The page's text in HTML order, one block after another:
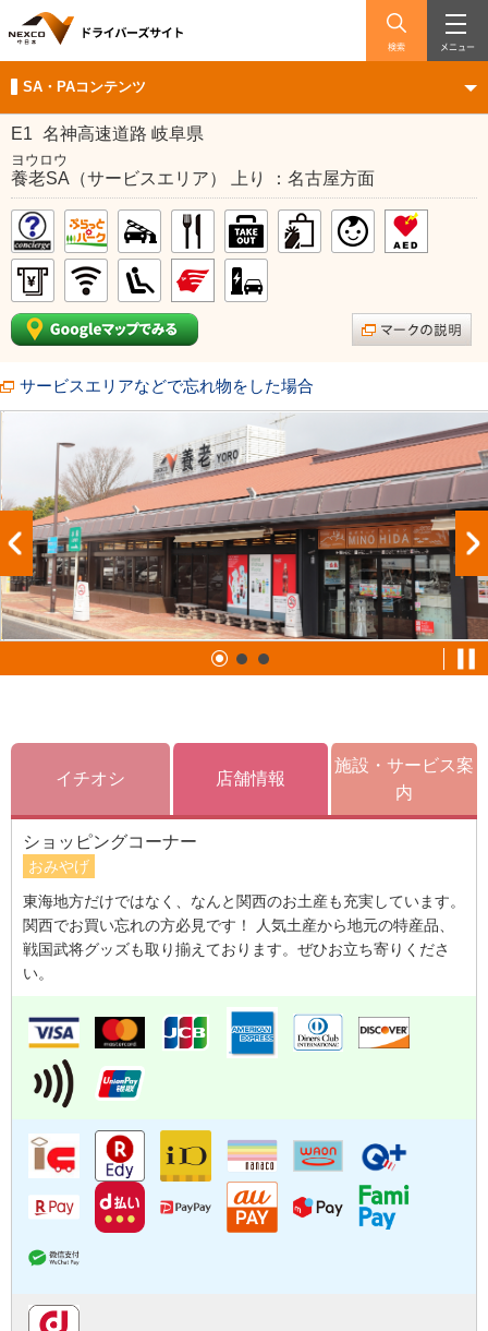
検索 メニュー
SA・PAコンテンツ
E1 名神高速道路 岐阜県
ヨウロウ
養老SA（サービスエリア） 上り ：名古屋方面
サービスエリアなどで忘れ物をした場合
イチオシ 店舗情報
施設・サービス案
内
ショッピングコーナー
おみやげ
東海地方だけではなく、なんと関西のお土産も充実しています。
関西でお買い忘れの方必見です！ 人気土産から地元の特産品、
戦国武将グッズも取り揃えております。ぜひお立ち寄りくださ
い。